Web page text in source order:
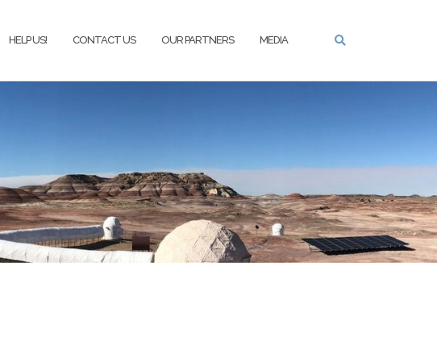
HELP US! CONTACT US OUR PARTNERS MEDIA